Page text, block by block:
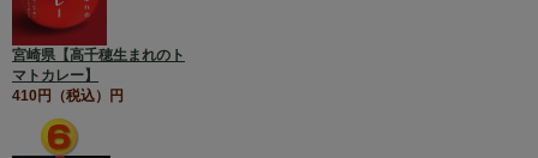
宮崎県【高千穂生まれのト
マトカレー】
410円（税込）円